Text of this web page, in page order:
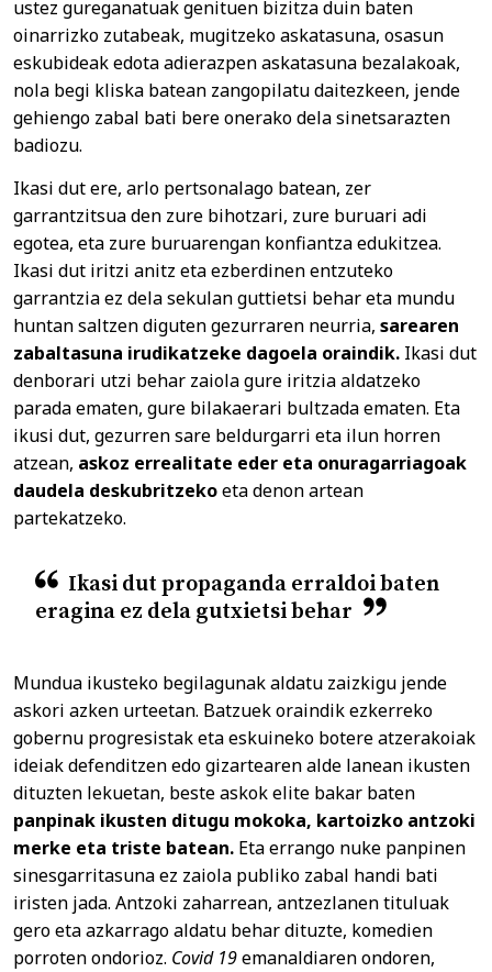
ustez gureganatuak genituen bizitza duin baten
oinarrizko zutabeak, mugitzeko askatasuna, osasun
eskubideak edota adierazpen askatasuna bezalakoak,
nola begi kliska batean zangopilatu daitezkeen, jende
gehiengo zabal bati bere onerako dela sinetsarazten
badiozu.
Ikasi dut ere, arlo pertsonalago batean, zer
garrantzitsua den zure bihotzari, zure buruari adi
egotea, eta zure buruarengan konfiantza edukitzea.
Ikasi dut iritzi anitz eta ezberdinen entzuteko
garrantzia ez dela sekulan guttietsi behar eta mundu
huntan saltzen diguten gezurraren neurria, sarearen
zabaltasuna irudikatzeke dagoela oraindik. Ikasi dut
denborari utzi behar zaiola gure iritzia aldatzeko
parada ematen, gure bilakaerari bultzada ematen. Eta
ikusi dut, gezurren sare beldurgarri eta ilun horren
atzean, askoz errealitate eder eta onuragarriagoak
daudela deskubritzekoeta denon artean
partekatzeko.
Ikasi dut propaganda erraldoi baten
eragina ez dela gutxietsi behar
Mundua ikusteko begilagunak aldatu zaizkigu jende
askori azken urteetan. Batzuek oraindik ezkerreko
gobernu progresistak eta eskuineko botere atzerakoiak
ideiak defenditzen edo gizartearen alde lanean ikusten
dituzten lekuetan, beste askok elite bakar baten
panpinak ikusten ditugu mokoka, kartoizko antzoki
merke eta triste batean. Eta errango nuke panpinen
sinesgarritasuna ez zaiola publiko zabal handi bati
iristen jada. Antzoki zaharrean, antzezlanen tituluak
gero eta azkarrago aldatu behar dituzte, komedien
porroten ondorioz. Covid 19emanaldiaren ondoren,